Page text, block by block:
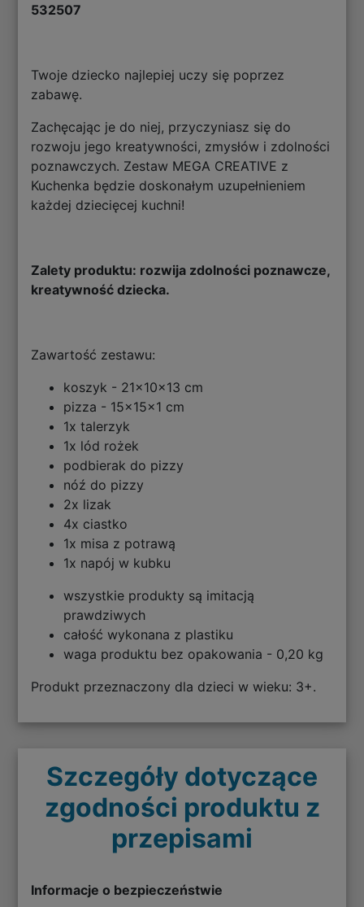
532507
Twoje dziecko najlepiej uczy się poprzez
zabawę.
Zachęcając je do niej, przyczyniasz się do
rozwoju jego kreatywności, zmysłów i zdolności
poznawczych. Zestaw MEGA CREATIVE z
Kuchenka będzie doskonałym uzupełnieniem
każdej dziecięcej kuchni!
Zalety produktu: rozwija zdolności poznawcze,
kreatywność dziecka.
Zawartość zestawu:
koszyk - 21x10x13 cm
pizza - 15x15x1 cm
1x talerzyk
1x lód rożek
podbierak do pizzy
nóź do pizzy
2x lizak
4x ciastko
1x misa z potrawą
1x napój w kubku
wszystkie produkty są imitacją
prawdziwych
całość wykonana z plastiku
waga produktu bez opakowania - 0,20 kg
Produkt przeznaczony dla dzieci w wieku: 3+.
Szczegóły dotyczące
zgodności produktu z
przepisami
Informacje o bezpieczeństwie